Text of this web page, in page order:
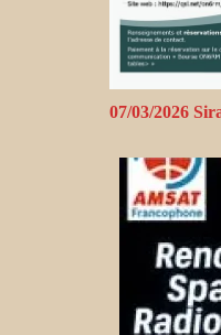
07/03/2026